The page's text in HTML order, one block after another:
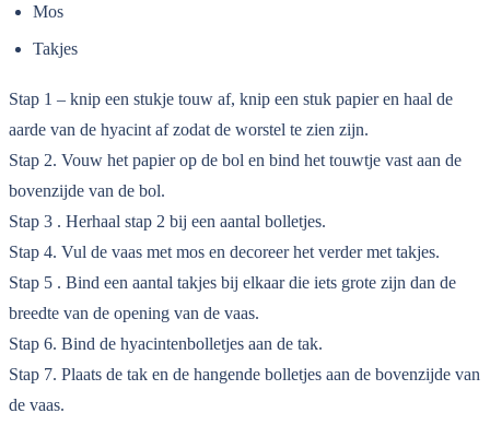
Mos
Takjes
Stap 1 – knip een stukje touw af, knip een stuk papier en haal de
aarde van de hyacint af zodat de worstel te zien zijn.
Stap 2. Vouw het papier op de bol en bind het touwtje vast aan de
bovenzijde van de bol.
Stap 3 . Herhaal stap 2 bij een aantal bolletjes.
Stap 4. Vul de vaas met mos en decoreer het verder met takjes.
Stap 5 . Bind een aantal takjes bij elkaar die iets grote zijn dan de
breedte van de opening van de vaas.
Stap 6. Bind de hyacintenbolletjes aan de tak.
Stap 7. Plaats de tak en de hangende bolletjes aan de bovenzijde van
de vaas.